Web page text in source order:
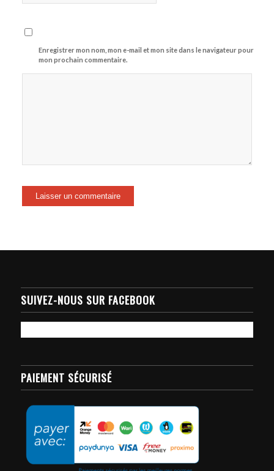
Enregistrer mon nom, mon e-mail et mon site dans le navigateur pour
mon prochain commentaire.
SUIVEZ-NOUS SUR FACEBOOK
PAIEMENT SÉCURISÉ